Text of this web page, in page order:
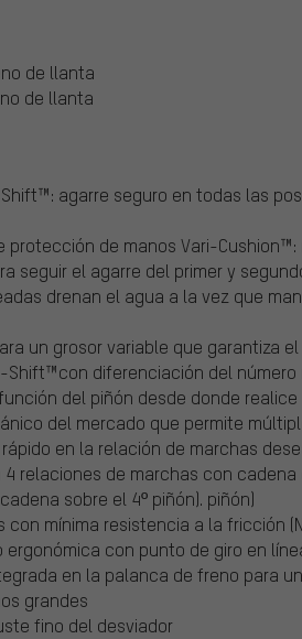
de llanta
de llanta
agarre seguro en todas las
protección de manos Vari-
seguir el agarre del primer y
drenan el agua a la vez que
un grosor variable que garantiza
Shift™con diferenciación del
del piñón desde donde realice
del mercado que permite
en la relación de marchas
relaciones de marchas con
sobre el 4º piñón). piñón)
con mínima resistencia a la fricción
con punto de giro en
en la palanca de freno para
grandes
fino del desviador